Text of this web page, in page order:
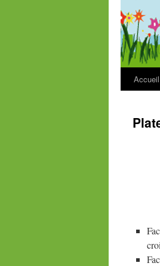
Accueil